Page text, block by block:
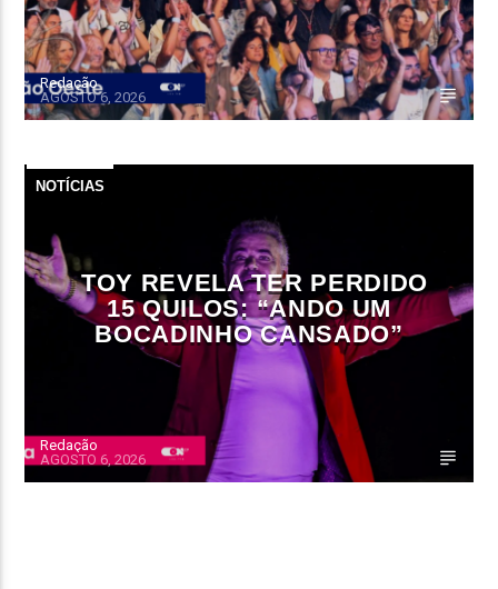
Redação
AGOSTO 6, 2026
NOTÍCIAS
TOY REVELA TER PERDIDO
15 QUILOS: “ANDO UM
BOCADINHO CANSADO”
Redação
AGOSTO 6, 2026